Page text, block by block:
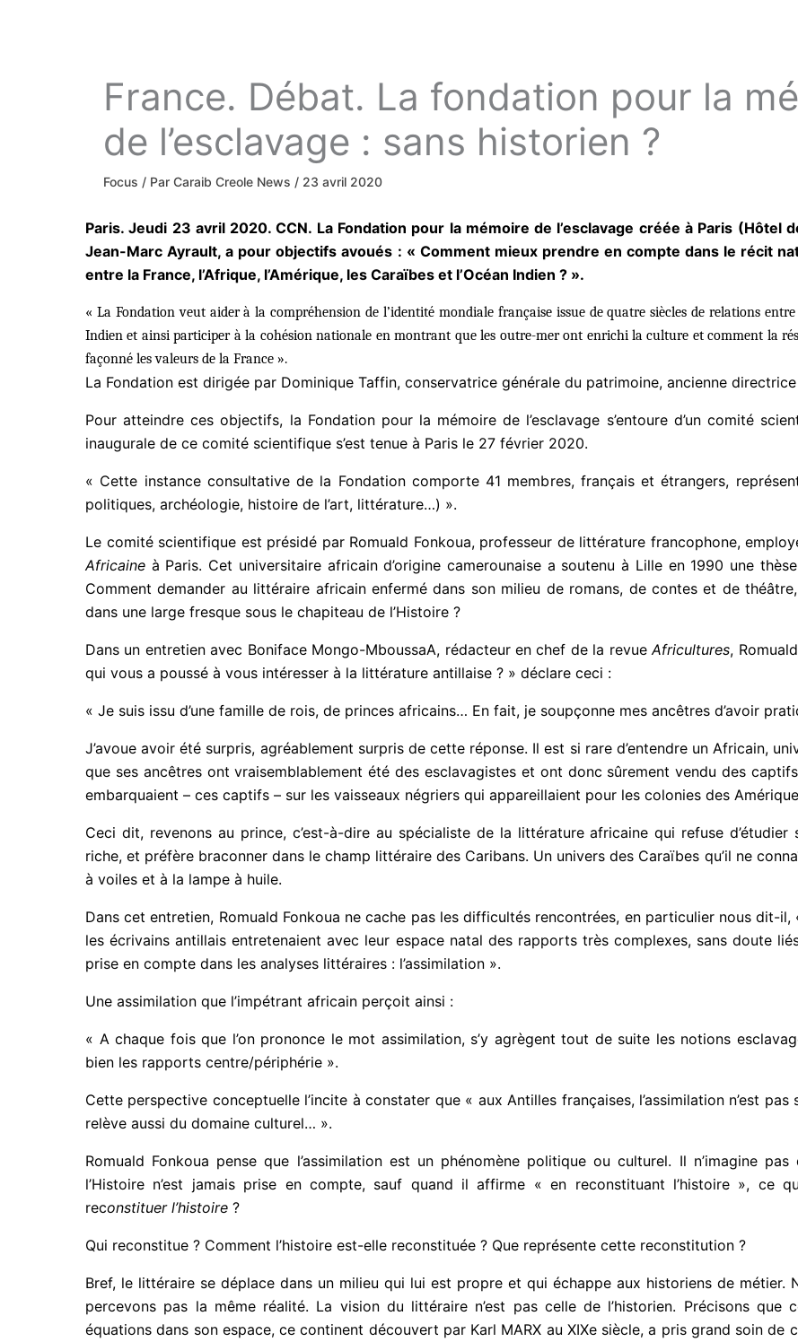
France. Débat. La fondation pour la
de l’esclavage : sans historien ?
Focus / Par Caraib Creole News / 23 avril 2020
Paris. Jeudi 23 avril 2020. CCN. La Fondation pour la mémoire de l’esclavage créée à Paris
Jean-Marc Ayrault, a pour objectifs avoués : « Comment mieux prendre en compte dans le récit
entre la France, l’Afrique, l’Amérique, les Caraïbes et l’Océan Indien ? ».
« La Fondation veut aider à la compréhension de l’identité mondiale française issue de quatre siècles de relations entre
Indien et ainsi participer à la cohésion nationale en montrant que les outre-mer ont enrichi la culture et comment la
façonné les valeurs de la France ».
La Fondation est dirigée par Dominique Taffin, conservatrice générale du patrimoine, ancienne
Pour atteindre ces objectifs, la Fondation pour la mémoire de l’esclavage s’entoure d’un comité
inaugurale de ce comité scientifique s’est tenue à Paris le 27 février 2020.
« Cette instance consultative de la Fondation comporte 41 membres, français et étrangers,
politiques, archéologie, histoire de l’art, littérature…) ».
Le comité scientifique est présidé par Romuald Fonkoua, professeur de littérature francophone,
Africaine à Paris. Cet universitaire africain d’origine camerounaise a soutenu à Lille en 1990 une
Comment demander au littéraire africain enfermé dans son milieu de romans, de contes et de
dans une large fresque sous le chapiteau de l’Histoire ?
Dans un entretien avec Boniface Mongo-MboussaA, rédacteur en chef de la revueAfricultures,
qui vous a poussé à vous intéresser à la littérature antillaise ? » déclare ceci :
« Je suis issu d’une famille de rois, de princes africains… En fait, je soupçonne mes ancêtres d’avoir
J’avoue avoir été surpris, agréablement surpris de cette réponse. Il est si rare d’entendre un Africain,
que ses ancêtres ont vraisemblablement été des esclavagistes et ont donc sûrement vendu des
embarquaient – ces captifs – sur les vaisseaux négriers qui appareillaient pour les colonies des
Ceci dit, revenons au prince, c’est-à-dire au spécialiste de la littérature africaine qui refuse
riche, et préfère braconner dans le champ littéraire des Caribans. Un univers des Caraïbes qu’il ne
à voiles et à la lampe à huile.
Dans cet entretien, Romuald Fonkoua ne cache pas les difficultés rencontrées, en particulier nous dit-il,
les écrivains antillais entretenaient avec leur espace natal des rapports très complexes, sans doute
prise en compte dans les analyses littéraires : l’assimilation ».
Une assimilation que l’impétrant africain perçoit ainsi :
« A chaque fois que l’on prononce le mot assimilation, s’y agrègent tout de suite les notions
bien les rapports centre/périphérie ».
Cette perspective conceptuelle l’incite à constater que « aux Antilles françaises, l’assimilation n’est
relève aussi du domaine culturel… ».
Romuald Fonkoua pense que l’assimilation est un phénomène politique ou culturel. Il n’imagine
l’Histoire n’est jamais prise en compte, sauf quand il affirme « en reconstituant l’histoire », ce
reconstituer l’histoire ?
Qui reconstitue ? Comment l’histoire est-elle reconstituée ? Que représente cette reconstitution ?
Bref, le littéraire se déplace dans un milieu qui lui est propre et qui échappe aux historiens de métier.
percevons pas la même réalité. La vision du littéraire n’est pas celle de l’historien. Précisons que
équations dans son espace, ce continent découvert par Karl MARX au XIXe siècle, a pris grand soin de